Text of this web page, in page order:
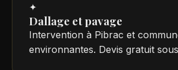
✦
Dallage et pavage
Intervention à Pibrac et
environnantes. Devis gratuit